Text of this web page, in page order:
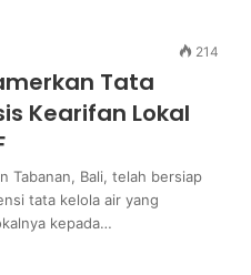
214
Tata
Kearifan Lokal
Tabanan, Bali, telah bersiap
tata kelola air yang
kepada…